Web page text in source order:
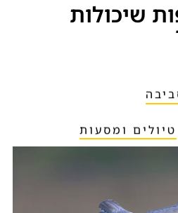
שיכולות
טיולים ומסעות